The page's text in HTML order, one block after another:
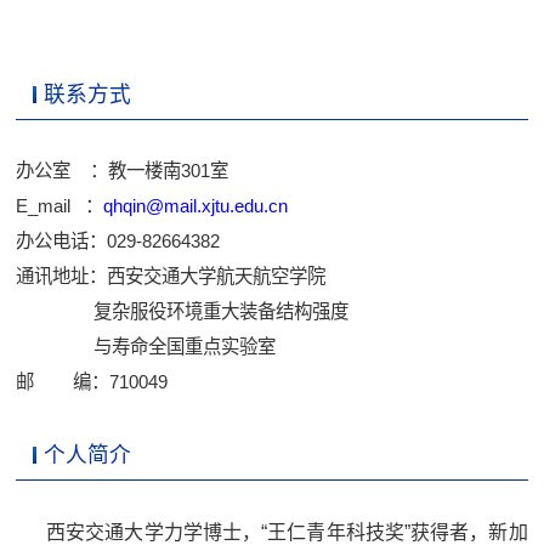
联系方式
办公室 ：教一楼南301室
E_mail ：qhqin@mail.xjtu.edu.cn
办公电话：029-82664382
通讯地址：西安交通大学航天航空学院
复杂服役环境重大装备结构强度
与寿命全国重点实验室
邮 编：710049
个人简介
西安交通大学力学博士，“王仁青年科技奖”获得者，新加